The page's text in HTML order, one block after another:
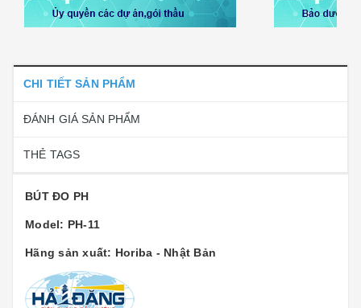
CHI TIẾT SẢN PHẨM
ĐÁNH GIÁ SẢN PHẨM
THẺ TAGS
BÚT ĐO PH
Model: PH-11
Hãng sản xuất: Horiba - Nhật Bản